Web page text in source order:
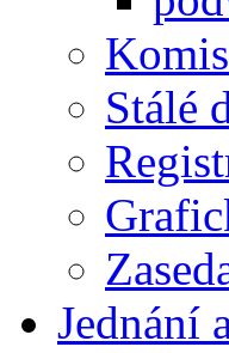
Stálé
Jednání